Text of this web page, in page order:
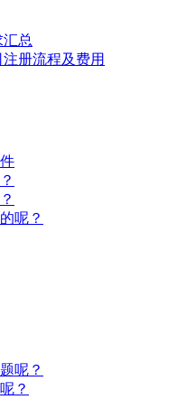
总
册流程及费用
呢？
呢？
？